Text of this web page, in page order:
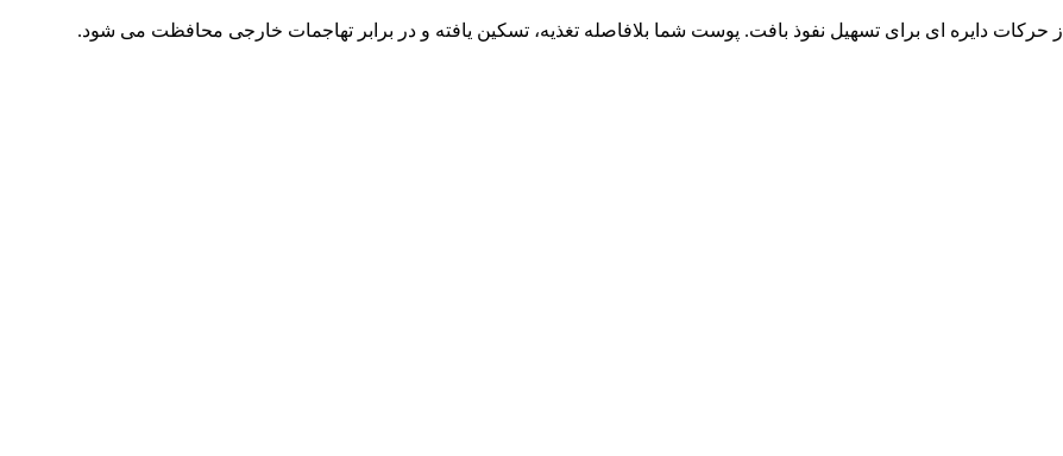
حرکات دایره ای برای تسهیل نفوذ بافت. پوست شما بلافاصله تغذیه، تسکین یافته و در برابر تهاجمات خارجی محافظت می شود.